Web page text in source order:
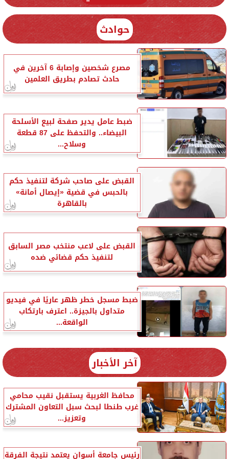
حوادث
مصرع شخصين وإصابة 6 آخرين في
حادث تصادم بطريق العلمين
ضبط عامل يدير صفحة لبيع الأسلحة
البيضاء.. والتحفظ على 87 قطعة
وسلاح...
القبض على صاحب شركة لتنفيذ حكم
بالحبس في قضية «إيصال أمانة»
بالقاهرة
القبض على لاعب منتخب مصر السابق
لتنفيذ حكم قضائي ضده
ضبط مسجل خطر ظهر عاريًا في فيديو
متداول بالجيزة.. اعترف بارتكاب
الواقعة...
آخر الأخبار
محافظ الغربية يستقبل نقيب محامي
غرب طنطا لبحث سبل التعاون المشترك
وتعزيز...
رئيس جامعة أسوان يعتمد نتيجة الفرقة